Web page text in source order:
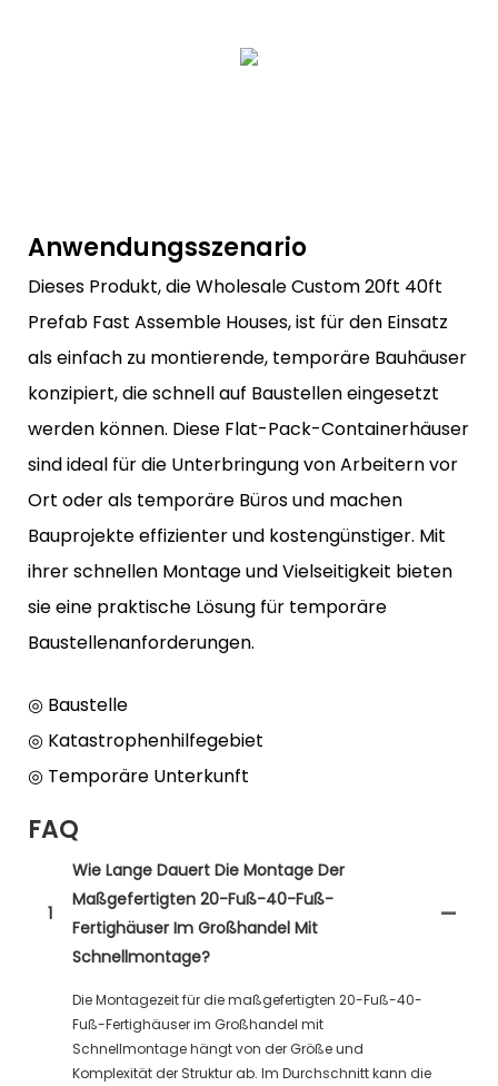
Anwendungsszenario
Dieses Produkt, die Wholesale Custom 20ft 40ft
Prefab Fast Assemble Houses, ist für den Einsatz
als einfach zu montierende, temporäre Bauhäuser
konzipiert, die schnell auf Baustellen eingesetzt
werden können. Diese Flat-Pack-Containerhäuser
sind ideal für die Unterbringung von Arbeitern vor
Ort oder als temporäre Büros und machen
Bauprojekte effizienter und kostengünstiger. Mit
ihrer schnellen Montage und Vielseitigkeit bieten
sie eine praktische Lösung für temporäre
Baustellenanforderungen.
◎ Baustelle
◎ Katastrophenhilfegebiet
◎ Temporäre Unterkunft
FAQ
1
Wie Lange Dauert Die Montage Der
Maßgefertigten 20-Fuß-40-Fuß-
Fertighäuser Im Großhandel Mit
Schnellmontage?
Die Montagezeit für die maßgefertigten 20-Fuß-40-
Fuß-Fertighäuser im Großhandel mit
Schnellmontage hängt von der Größe und
Komplexität der Struktur ab. Im Durchschnitt kann die